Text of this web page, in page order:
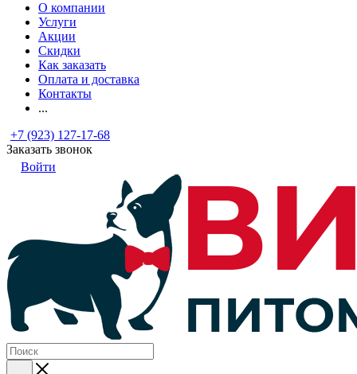
О компании
Услуги
Акции
Скидки
Как заказать
Оплата и доставка
Контакты
...
+7 (923) 127-17-68
Заказать звонок
Войти